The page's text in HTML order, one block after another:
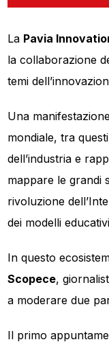
La Pavia
la collaborazione
temi
Una
mondiale, tra
dell’industria e
mappare le grandi
rivoluzione
dei modelli
In questo
Scopece,
a moderare due
Il primo